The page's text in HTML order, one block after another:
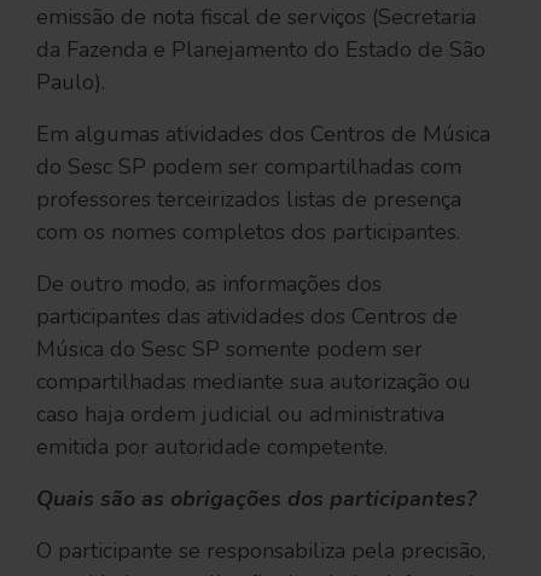
emissão de nota fiscal de serviços (Secretaria
da Fazenda e Planejamento do Estado de São
Paulo).
Em algumas atividades dos Centros de Música
do Sesc SP podem ser compartilhadas com
professores terceirizados listas de presença
com os nomes completos dos participantes.
De outro modo, as informações dos
participantes das atividades dos Centros de
Música do Sesc SP somente podem ser
compartilhadas mediante sua autorização ou
caso haja ordem judicial ou administrativa
emitida por autoridade competente.
Quais são as obrigações dos participantes?
O participante se responsabiliza pela precisão,